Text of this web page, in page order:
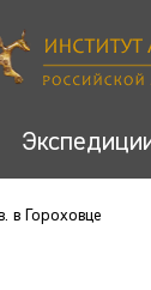
в Гороховце